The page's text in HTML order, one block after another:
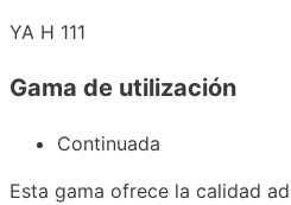
YA H 111
Gama de utilización
Continuada
Esta gama ofrece la calidad